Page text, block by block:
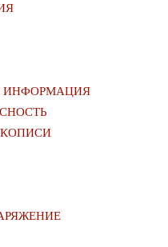
ИНФОРМАЦИЯ